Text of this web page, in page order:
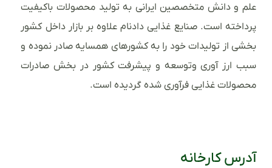
علم و دانش متخصصین ایرانی به تولید محصولات باکیفیت
پرداخته است. صنایع غذایی دادنام علاوه بر بازار داخل کشور
بخشی از تولیدات خود را به کشورهای همسایه صادر نموده و
سبب ارز آوری وتوسعه و پیشرفت کشور در بخش صادرات
محصولات غذایی فرآوری شده گردیده است.
آدرس کارخانه